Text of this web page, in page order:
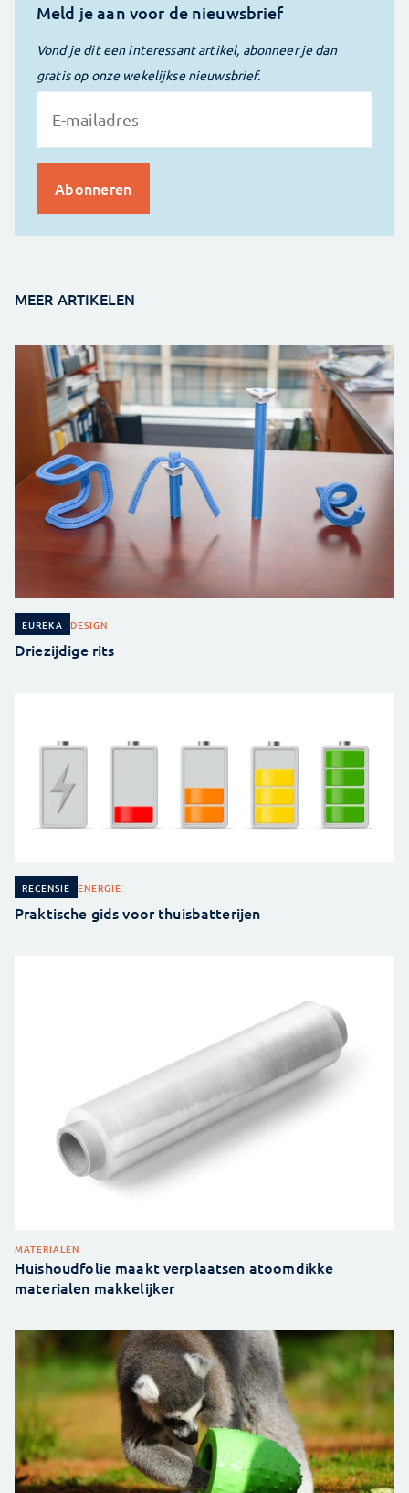
Meld je aan voor de nieuwsbrief
Vond je dit een interessant artikel, abonneer je dan
gratis op onze wekelijkse nieuwsbrief.
MEER ARTIKELEN
EUREKA DESIGN
Driezijdige rits
RECENSIE ENERGIE
Praktische gids voor thuisbatterijen
MATERIALEN
Huishoudfolie maakt verplaatsen atoomdikke
materialen makkelijker